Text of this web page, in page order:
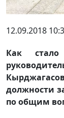
12.09.2018
Как стало
должности
по общим